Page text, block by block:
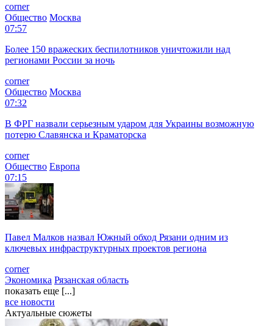
corner
Общество Москва
07:57
Более 150 вражеских беспилотников уничтожили над
регионами России за ночь
corner
Общество Москва
07:32
В ФРГ назвали серьезным ударом для Украины возможную
потерю Славянска и Краматорска
corner
Общество Европа
07:15
Павел Малков назвал Южный обход Рязани одним из
ключевых инфраструктурных проектов региона
corner
Экономика Рязанская область
показать еще [...]
все новости
Актуальные сюжеты